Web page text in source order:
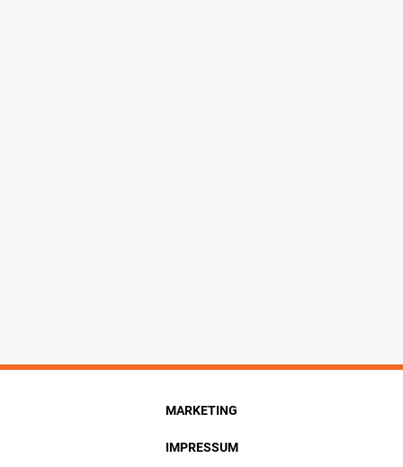
MARKETING
IMPRESSUM